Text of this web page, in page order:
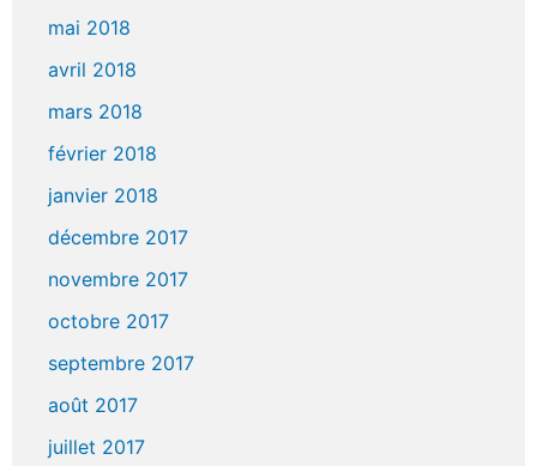
mai 2018
avril 2018
mars 2018
février 2018
janvier 2018
décembre 2017
novembre 2017
octobre 2017
septembre 2017
août 2017
juillet 2017